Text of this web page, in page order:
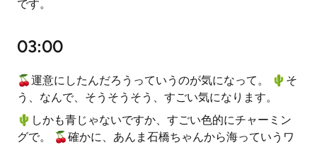
です。
03:00
🍒運意にしたんだろうっていうのが気になって。 🌵️そ
う、なんで、そうそうそう、すごい気になります。
🌵️しかも青じゃないですか、すごい色的にチャーミン
グで。 🍒確かに、あんま石橋ちゃんから海っていうワ